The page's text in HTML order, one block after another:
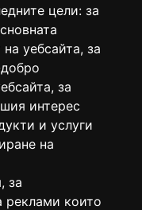
цели: за
уебсайта, за
, за
интерес
и услуги
на
, за
реклами които